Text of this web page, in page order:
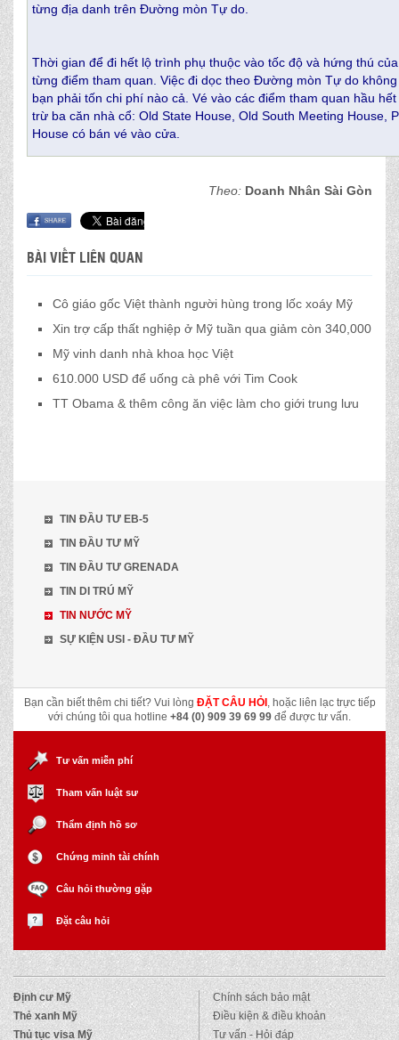
từng địa danh trên Đường mòn Tự do.
Thời gian để đi hết lộ trình phụ thuộc vào tốc độ và hứng thú
từng điểm tham quan. Việc đi dọc theo Đường mòn Tự do
bạn phải tốn chi phí nào cả. Vé vào các điểm tham quan hầu
trừ ba căn nhà cổ: Old State House, Old South Meeting House,
House có bán vé vào cửa.
Theo: Doanh Nhân Sài Gòn
BÀI VIẾT LIÊN QUAN
Cô giáo gốc Việt thành người hùng trong lốc xoáy Mỹ
Xin trợ cấp thất nghiệp ở Mỹ tuần qua giảm còn 340,000
Mỹ vinh danh nhà khoa học Việt
610.000 USD để uống cà phê với Tim Cook
TT Obama & thêm công ăn việc làm cho giới trung lưu
TIN ĐẦU TƯ EB-5
TIN ĐẦU TƯ MỸ
TIN ĐẦU TƯ GRENADA
TIN DI TRÚ MỸ
TIN NƯỚC MỸ
SỰ KIỆN USI - ĐẦU TƯ MỸ
Bạn cần biết thêm chi tiết? Vui lòng ĐẶT CÂU HỎI , hoặc liên lạc trực tiếp
với chúng tôi qua hotline +84 (0) 909 39 69 99 để được tư vấn.
Tư vấn miễn phí
Tham vấn luật sư
Thẩm định hồ sơ
Chứng minh tài chính
Câu hỏi thường gặp
Đặt câu hỏi
Định cư Mỹ
Thẻ xanh Mỹ
Thủ tục visa Mỹ
Chính sách bảo mật
Điều kiện & điều khoản
Tư vấn - Hỏi đáp